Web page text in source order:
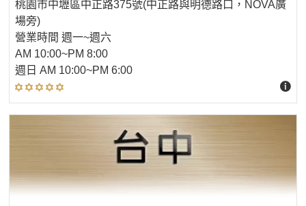
桃園市中壢區中正路375號(中正路與明德路口，NOVA廣
場旁)
營業時間 週一~週六
AM 10:00~PM 8:00
週日 AM 10:00~PM 6:00